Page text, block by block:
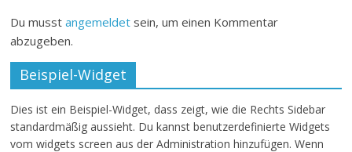
Du musstangemeldet sein, um einen Kommentar
abzugeben.
Beispiel-Widget
Dies ist ein Beispiel-Widget, dass zeigt, wie die Rechts Sidebar
standardmäßig aussieht. Du kannst benutzerdefinierte Widgets
vom widgets screen aus der Administration hinzufügen. Wenn